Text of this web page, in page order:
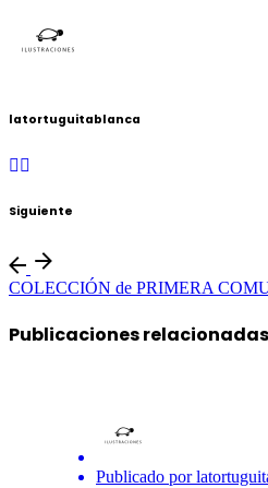
latortuguitablanca
Siguiente
COLECCIÓN de PRIMERA
Publicaciones relacionadas
Publicado por